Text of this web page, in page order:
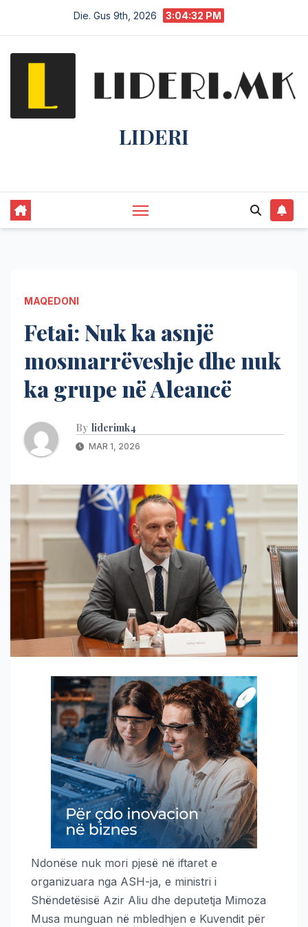
Die. Gus 9th, 2026 3:04:33 PM
LIDERI
MAQEDONI
Fetai: Nuk ka asnjë
mosmarrëveshje dhe nuk
ka grupe në Aleancë
By liderimk4
MAR 1, 2026
Ndonëse nuk mori pjesë në iftaret e
organizuara nga ASH-ja, e ministri i
Shëndetësisë Azir Aliu dhe deputetja Mimoza
Musa munguan në mbledhjen e Kuvendit për